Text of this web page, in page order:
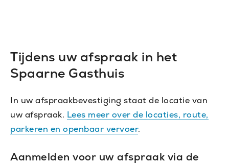
Tijdens uw afspraak in het
Spaarne Gasthuis
In uw afspraakbevestiging staat de locatie van
uw afspraak. Lees meer over de locaties, route,
parkeren en openbaar vervoer.
Aanmelden voor uw afspraak via de